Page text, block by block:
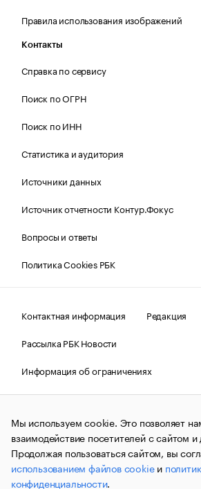
Правила использования изображений
Контакты
Справка по сервису
Поиск по ОГРН
Поиск по ИНН
Статистика и аудитория
Источники данных
Источник отчетности Контур.Фокус
Вопросы и ответы
Политика Cookies РБК
Контактная информация
Редакция
Рассылка РБК Новости
Информация об ограничениях
Правовая информация
О соблюдении
© АО «РОСБИЗНЕСКОНСАЛТИНГ»,
и материалы информационного
(зарегистрировано Федеральной
связи, информационных технологий и
коммуникаций (Роскомнадзор) 09.12.2015
№ФС77-63848) сопровождаются
Мы используем cookie. Это позволяет
взаимодействие посетителей с сайтом
Продолжая пользоваться сайтом, вы
использованием файлов cookieи
конфиденциальности.